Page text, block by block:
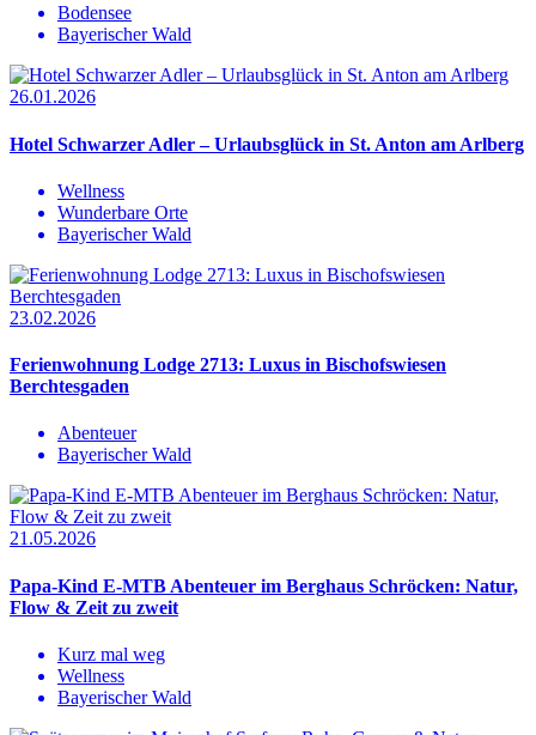
Bodensee
Bayerischer Wald
26.01.2026
Hotel Schwarzer Adler – Urlaubsglück in St. Anton am Arlberg
Wellness
Wunderbare Orte
Bayerischer Wald
23.02.2026
Ferienwohnung Lodge 2713: Luxus in Bischofswiesen
Berchtesgaden
Abenteuer
Bayerischer Wald
21.05.2026
Papa-Kind E-MTB Abenteuer im Berghaus Schröcken: Natur,
Flow & Zeit zu zweit
Kurz mal weg
Wellness
Bayerischer Wald